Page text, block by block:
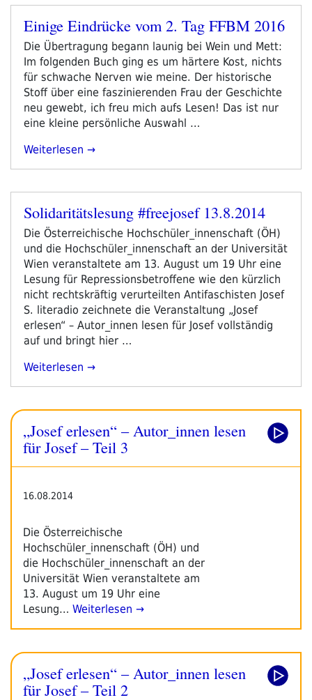
Der
PH
Wien“
Veröffentlicht
Einige Eindrücke vom 2. Tag FFBM 2016
Die Übertragung begann launig bei Wein und Mett:
Im folgenden Buch ging es um härtere Kost, nichts
für schwache Nerven wie meine. Der historische
Stoff über eine faszinierenden Frau der Geschichte
neu gewebt, ich freu mich aufs Lesen! Das ist nur
eine kleine persönliche Auswahl …
„Einige
2.
Tag
FFBM
2016“
Weiterlesen
Veröffentlicht
Solidaritätslesung #freejosef 13.8.2014
Die Österreichische Hochschüler_innenschaft (ÖH)
und die Hochschüler_innenschaft an der Universität
Wien veranstaltete am 13. August um 19 Uhr eine
Lesung für Repressionsbetroffene wie den kürzlich
nicht rechtskräftig verurteilten Antifaschisten Josef
S. literadio zeichnete die Veranstaltung „Josef
erlesen“ – Autor_innen lesen für Josef vollständig
auf und bringt hier …
„Solidaritätslesung
Weiterlesen
„Josef erlesen“ – Autor_innen lesen
für Josef – Teil 3
16.08.2014
Die Österreichische
Hochschüler_innenschaft (ÖH) und
die Hochschüler_innenschaft an der
Universität Wien veranstaltete am
13. August um 19 Uhr eine
Lesung… Weiterlesen →
„Josef erlesen“ – Autor_innen lesen
für Josef – Teil 2